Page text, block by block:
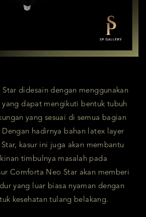
didesain dengan menggunakan
dapat mengikuti bentuk tubuh
yang sesuai di semua bagian
hadirnya bahan latex layer
kasur ini juga akan membantu
timbulnya masalah pada
Comforta Neo Star akan memberi
yang luar biasa nyaman dengan
kesehatan tulang belakang.